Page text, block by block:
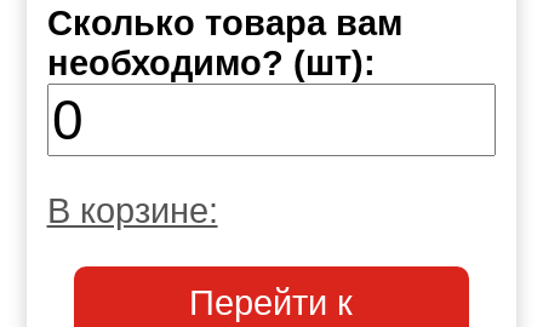
Сколько товара вам
необходимо? (шт):
В корзине:
Перейти к